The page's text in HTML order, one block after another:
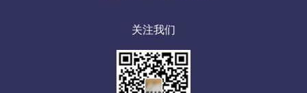
关注我们